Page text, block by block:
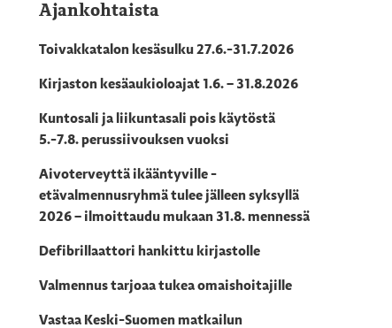
Ajankohtaista
Toivakkatalon kesäsulku 27.6.-31.7.2026
Kirjaston kesäaukioloajat 1.6. – 31.8.2026
Kuntosali ja liikuntasali pois käytöstä
5.-7.8. perussiivouksen vuoksi
Aivoterveyttä ikääntyville -
etävalmennusryhmä tulee jälleen syksyllä
2026 – ilmoittaudu mukaan 31.8. mennessä
Defibrillaattori hankittu kirjastolle
Valmennus tarjoaa tukea omaishoitajille
Vastaa Keski-Suomen matkailun